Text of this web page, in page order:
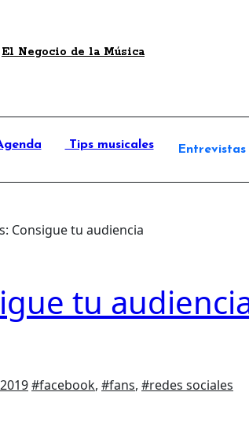
El Negocio de la Música
Tips musicales Entrevistas
Consigue tu audiencia
tu
#facebook, #fans, #redes sociales